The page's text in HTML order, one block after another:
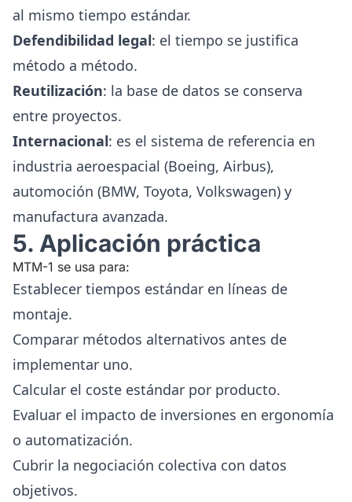
al mismo tiempo estándar.
Defendibilidad legal: el tiempo se justifica
método a método.
Reutilización: la base de datos se conserva
entre proyectos.
Internacional: es el sistema de referencia en
industria aeroespacial (Boeing, Airbus),
automoción (BMW, Toyota, Volkswagen) y
manufactura avanzada.
5. Aplicación práctica
MTM-1 se usa para:
Establecer tiempos estándar en líneas de
montaje.
Comparar métodos alternativos antes de
implementar uno.
Calcular el coste estándar por producto.
Evaluar el impacto de inversiones en ergonomía
o automatización.
Cubrir la negociación colectiva con datos
objetivos.